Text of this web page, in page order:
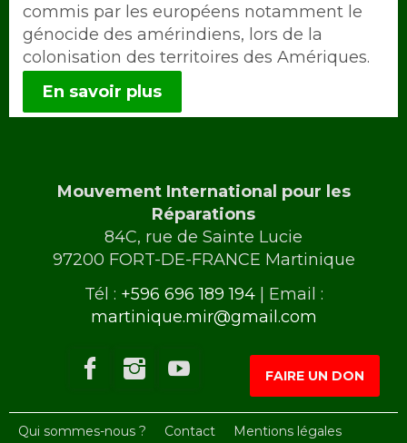
commis par les européens notamment le
génocide des amérindiens, lors de la
colonisation des territoires des Amériques.
En savoir plus
Mouvement International pour les
Réparations
84C, rue de Sainte Lucie
97200 FORT-DE-FRANCE Martinique
Tél : +596 696 189 194| Email :
martinique.mir@gmail.com
FAIRE UN DON
Qui sommes-nous ? Contact Mentions légales